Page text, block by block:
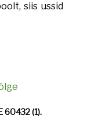
siis ussid
60432 (1).